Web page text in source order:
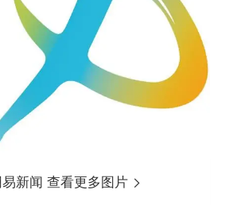
新闻 查看更多图片